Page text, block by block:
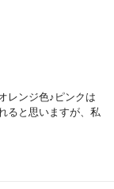
レンジ色♪ピンクは
ると思いますが、私